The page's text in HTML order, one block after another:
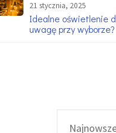
21 stycznia, 2025
Idealne oświetlenie
uwagę przy wyborze?